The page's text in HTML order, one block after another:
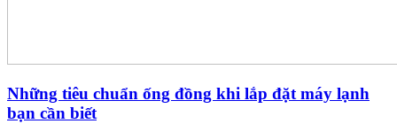
Những tiêu chuẩn ống đồng khi lắp đặt máy lạnh
bạn cần biết